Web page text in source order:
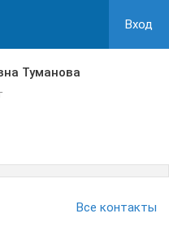
Вход
Туманова
Все контакты